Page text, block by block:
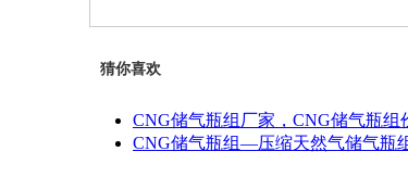
猜你喜欢
CNG储气瓶组厂家，CNG储气瓶
CNG储气瓶组—压缩天然气储气